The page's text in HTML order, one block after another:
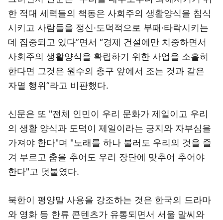
한 적대 세력들의 책동은 사회주의 생활양식을 침식
시키고 사람들을 정신·도덕적으로 부패·타락시키는
데 집중되고 있다”면서 “경제 건설에만 치중하면서
사회주의 생활양식을 확립하기 위한 사업을 소홀히
한다면 그것은 원수의 총구 앞에서 조는 것과 같은
자멸 행위”라고 비판했다.
신문은 또 "전체 인민이 우리 문화가 제일이고 우리
의 생활 양식과 도덕이 제일이라는 긍지와 자부심을
가져야 한다"며 "노래를 하나 불러도 우리의 것을 즐
겨 부르고 춤을 추어도 우리 장단에 맞추어 추어야
한다"고 덧붙였다.
북한이 평양말 사용을 강조하는 것은 한국의 드라마
와 영화 등 한류 콘텐츠가 유통되면서 서울 말씨와